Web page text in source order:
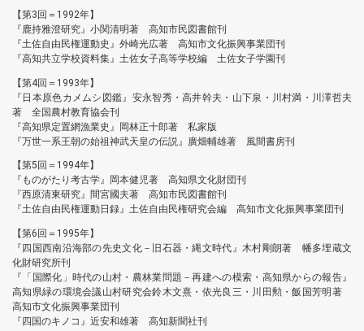
【第3回＝1992年】
『鹿持雅澄研究』小関清明著 高知市民図書館刊
『土佐自由民権運動史』外崎光広著 高知市文化振興事業団刊
『高知共立学校資料集』土佐女子高等学校編 土佐女子学園刊
【第4回＝1993年】
『日本原色カメムシ図鑑』安永智秀・高井幹夫・山下泉・川村満・川澤哲夫
著 全国農村教育協会刊
『高知県定置網漁業史』岡林正十郎著 私家版
『万世一系王朝の始祖神武天皇の伝説』廣畑輔雄著 風間書房刊
【第5回＝1994年】
『ものがたり考古学』岡本健児著 高知県文化財団刊
『西原清東研究』間宮國夫著 高知市民図書館刊
『土佐自由民権運動日録』土佐自由民権研究会編 高知市文化振興事業団刊
【第6回＝1995年】
『四国西南沿海部の先史文化－旧石器・縄文時代』木村剛朗著 幡多埋蔵文
化財研究所刊
『「国際化」時代の山村・農林業問題－再建への模索・高知県からの報告』
高知県緑の環境会議山村研究会鈴木文熹・依光良三・川田勲・飯国芳明著
高知市文化振興事業団刊
『四国のキノコ』近安和雄著 高知新聞社刊